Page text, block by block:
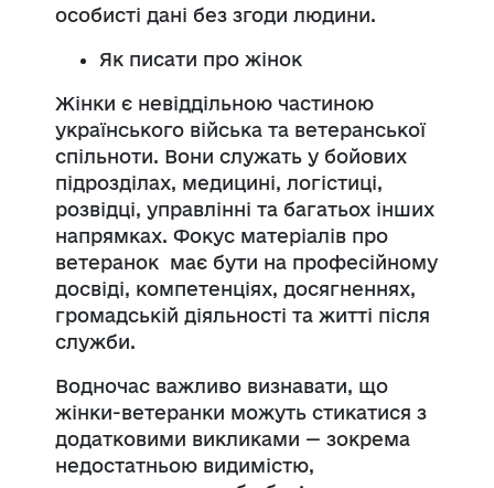
особисті дані без згоди людини.
Як писати про жінок
Жінки є невіддільною частиною
українського війська та ветеранської
спільноти. Вони служать у бойових
підрозділах, медицині, логістиці,
розвідці, управлінні та багатьох інших
напрямках. Фокус матеріалів про
ветеранок має бути на професійному
досвіді, компетенціях, досягненнях,
громадській діяльності та житті після
служби.
Водночас важливо визнавати, що
жінки-ветеранки можуть стикатися з
додатковими викликами — зокрема
недостатньою видимістю,